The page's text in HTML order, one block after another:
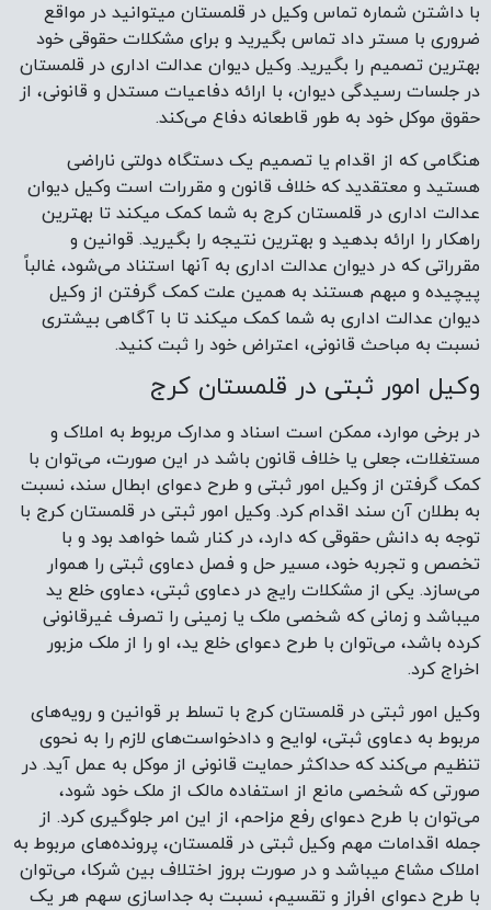
با داشتن شماره تماس وکیل در قلمستان میتوانید در مواقع
ضروری با مستر داد تماس بگیرید و برای مشکلات حقوقی خود
بهترین تصمیم را بگیرید. وکیل دیوان عدالت اداری در قلمستان
در جلسات رسیدگی دیوان، با ارائه دفاعیات مستدل و قانونی، از
حقوق موکل خود به طور قاطعانه دفاع می‌کند.
هنگامی که از اقدام یا تصمیم یک دستگاه دولتی ناراضی
هستید و معتقدید که خلاف قانون و مقررات است وکیل دیوان
عدالت اداری در قلمستان کرج به شما کمک میکند تا بهترین
راهکار را ارائه بدهید و بهترین نتیجه را بگیرید. قوانین و
مقرراتی که در دیوان عدالت اداری به آنها استناد می‌شود، غالباً
پیچیده و مبهم هستند به همین علت کمک گرفتن از وکیل
دیوان عدالت اداری به شما کمک میکند تا با آگاهی بیشتری
نسبت به مباحث قانونی، اعتراض خود را ثبت کنید.
وکیل امور ثبتی در قلمستان کرج
در برخی موارد، ممکن است اسناد و مدارک مربوط به املاک و
مستغلات، جعلی یا خلاف قانون باشد در این صورت، می‌توان با
کمک گرفتن از وکیل امور ثبتی و طرح دعوای ابطال سند، نسبت
به بطلان آن سند اقدام کرد. وکیل امور ثبتی در قلمستان کرج با
توجه به دانش حقوقی که دارد، در کنار شما خواهد بود و با
تخصص و تجربه خود، مسیر حل و فصل دعاوی ثبتی را هموار
می‌سازد. یکی از مشکلات رایج در دعاوی ثبتی، دعاوی خلع ید
میباشد و زمانی که شخصی ملک یا زمینی را تصرف غیرقانونی
کرده باشد، می‌توان با طرح دعوای خلع ید، او را از ملک مزبور
اخراج کرد.
وکیل امور ثبتی در قلمستان کرج با تسلط بر قوانین و رویه‌های
مربوط به دعاوی ثبتی، لوایح و دادخواست‌های لازم را به نحوی
تنظیم می‌کند که حداکثر حمایت قانونی از موکل به عمل آید. در
صورتی که شخصی مانع از استفاده مالک از ملک خود شود،
می‌توان با طرح دعوای رفع مزاحم، از این امر جلوگیری کرد. از
جمله اقدامات مهم وکیل ثبتی در قلمستان، پرونده‌های مربوط به
املاک مشاع میباشد و در صورت بروز اختلاف بین شرکا، می‌توان
با طرح دعوای افراز و تقسیم، نسبت به جداسازی سهم هر یک